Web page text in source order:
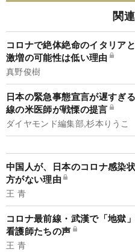
関
コロナで絶体絶命のイタリア
激増の可能性は低い理由
真野俊樹
日本の緊急事態宣言が遅すぎ
線の米医師が戦慄の提言
ダイヤモンド編集部,杉本りうこ
中国人が、日本のコロナ感染
方がない理由
王 青
コロナ最前線・武漢で「地獄
看護師たちの声
王 青